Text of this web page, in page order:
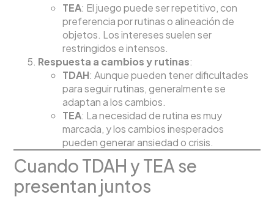
TEA: El juego puede ser repetitivo, con
preferencia por rutinas o alineación de
objetos. Los intereses suelen ser
restringidos e intensos.
Respuesta a cambios y rutinas:
TDAH: Aunque pueden tener dificultades
para seguir rutinas, generalmente se
adaptan a los cambios.
TEA: La necesidad de rutina es muy
marcada, y los cambios inesperados
pueden generar ansiedad o crisis.
Cuando TDAH y TEA se
presentan juntos